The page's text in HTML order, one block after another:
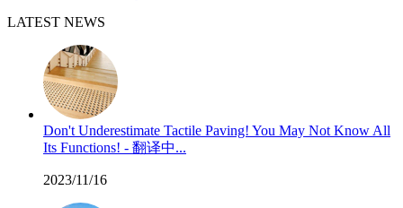
LATEST NEWS
Don't Underestimate Tactile Paving! You May Not Know All
Its Functions! - 翻译中...
2023/11/16